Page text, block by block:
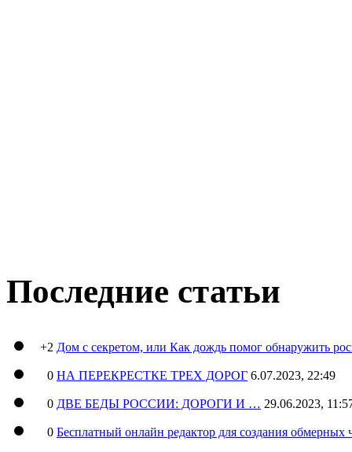
Последние статьи
+2 Дом с секретом, или Как дождь помог обнаружить
0 НА ПЕРЕКРЕСТКЕ ТРЕХ ДОРОГ 6.07.2023, 22:49
0 ДВЕ БЕДЫ РОССИИ: ДОРОГИ И … 29.06.2023,
0 Бесплатный онлайн редактор для создания обмерных